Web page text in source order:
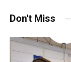
Don't Miss